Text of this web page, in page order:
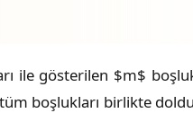
ile gösterilen $m$
boşlukları birlikte